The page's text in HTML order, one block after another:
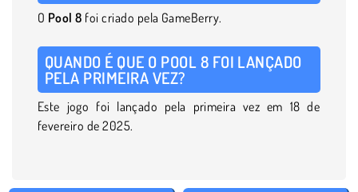
O Pool 8 foi criado pela GameBerry.
QUANDO É QUE O POOL 8 FOI LANÇADO
PELA PRIMEIRA VEZ?
Este jogo foi lançado pela primeira vez em 18 de
fevereiro de 2025.